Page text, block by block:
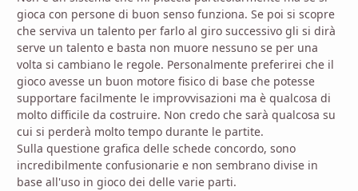
gioca con persone di buon senso funziona. Se poi si scopre
che serviva un talento per farlo al giro successivo gli si dirà
serve un talento e basta non muore nessuno se per una
volta si cambiano le regole. Personalmente preferirei che il
gioco avesse un buon motore fisico di base che potesse
supportare facilmente le improvvisazioni ma è qualcosa di
molto difficile da costruire. Non credo che sarà qualcosa su
cui si perderà molto tempo durante le partite.
Sulla questione grafica delle schede concordo, sono
incredibilmente confusionarie e non sembrano divise in
base all'uso in gioco dei delle varie parti.